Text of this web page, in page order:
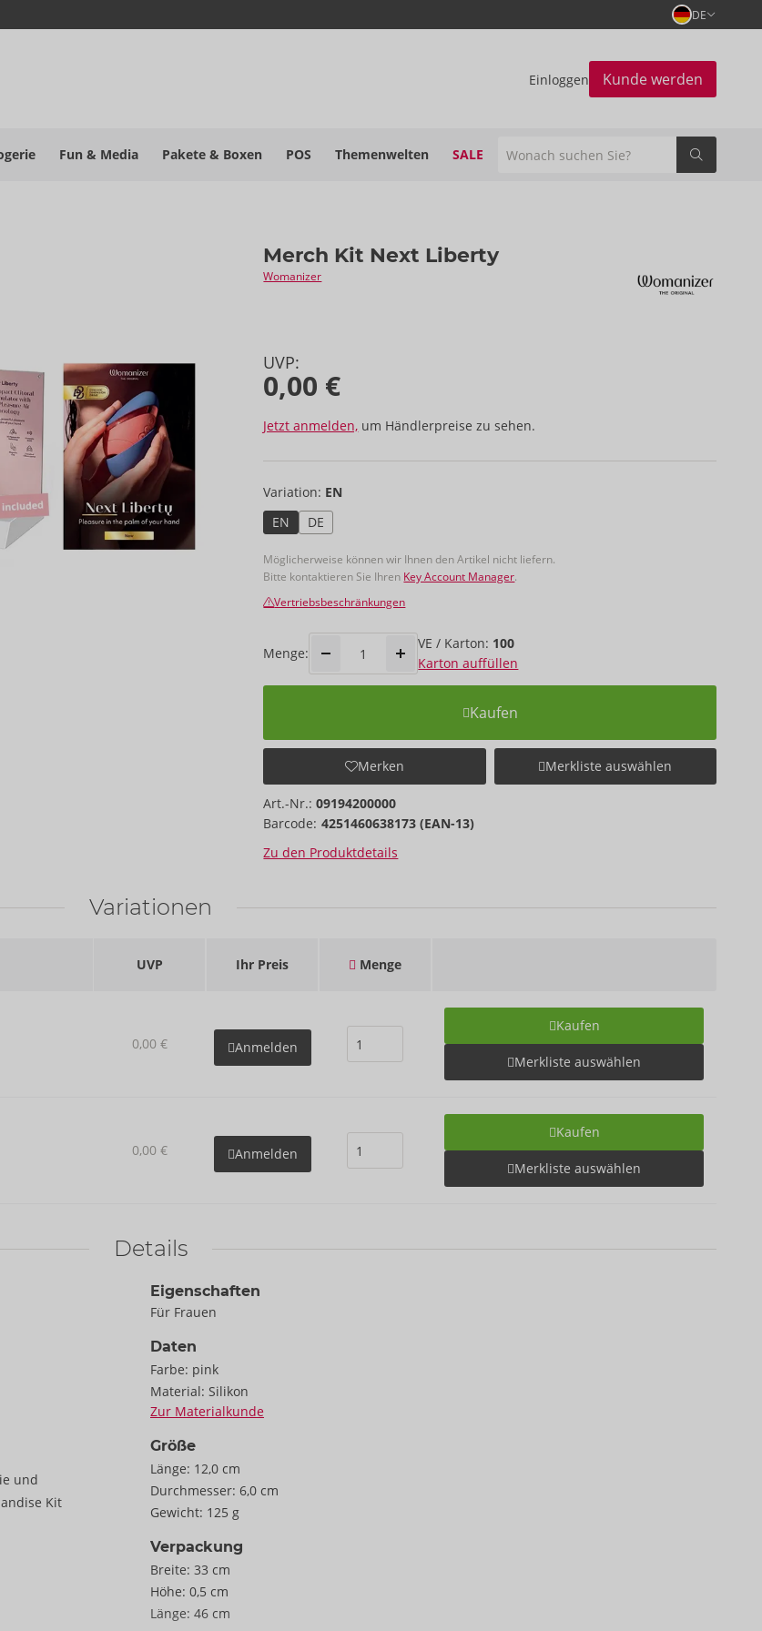
DE
Einloggen Kunde werden
Fun & Media Pakete & Boxen POS Themenwelten SALE
Merch Kit Next Liberty
Womanizer
UVP:
0,00 €
Jetzt anmelden, um Händlerpreise zu sehen.
Variation: EN
EN
DE
Möglicherweise können wir Ihnen den Artikel nicht liefern.
Bitte kontaktieren Sie Ihren Key Account Manager.
Vertriebsbeschränkungen
Menge:
VE / Karton: 100
Karton auffüllen
Kaufen
Merken Merkliste auswählen
Art.-Nr.:09194200000
Barcode: 4251460638173 (EAN-13)
Zu den Produktdetails
Variationen
UVP Ihr Preis Menge
0,00 € Anmelden
Kaufen
Merkliste auswählen
0,00 € Anmelden
Kaufen
Merkliste auswählen
Details
und
Kit
Eigenschaften
Für Frauen
Daten
Farbe: pink
Material: Silikon
Zur Materialkunde
Größe
Länge: 12,0 cm
Durchmesser: 6,0 cm
Gewicht: 125 g
Verpackung
Breite: 33 cm
Höhe: 0,5 cm
Länge: 46 cm